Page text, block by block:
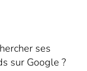
ses
sur Google ?